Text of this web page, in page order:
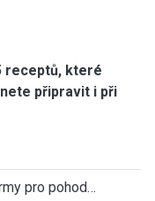
receptů, které
připravit i při
pro pohod…